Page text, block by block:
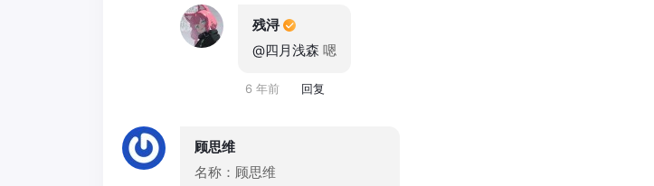
残浔
@四月浅森 嗯
6 年前 回复
顾思维
名称：顾思维